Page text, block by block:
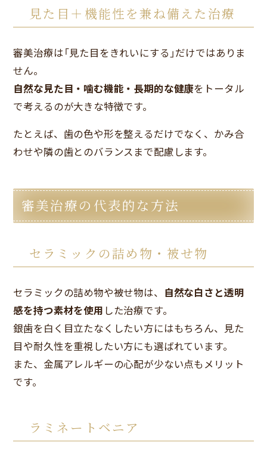
見た目＋機能性を兼ね備えた治療
審美治療は「見た目をきれいにする」だけではありま
せん。
自然な見た目・噛む機能・長期的な健康をトータル
で考えるのが大きな特徴です。
たとえば、歯の色や形を整えるだけでなく、かみ合
わせや隣の歯とのバランスまで配慮します。
審美治療の代表的な方法
セラミックの詰め物・被せ物
セラミックの詰め物や被せ物は、 自然な白さと透明
感を持つ素材を使用 した治療です。
銀歯を白く目立たなくしたい方にはもちろん、見た
目や耐久性を重視したい方にも選ばれています。
また、金属アレルギーの心配が少ない点もメリット
です。
ラミネートベニア